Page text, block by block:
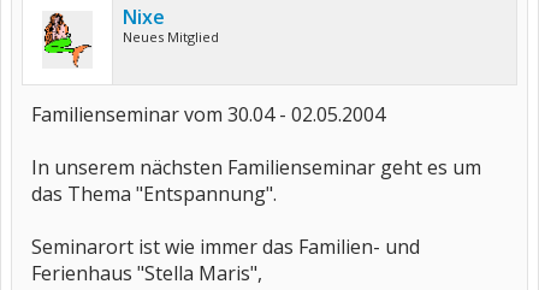
Nixe
Neues Mitglied
Familienseminar vom 30.04 - 02.05.2004
In unserem nächsten Familienseminar geht es um
das Thema "Entspannung".
Seminarort ist wie immer das Familien- und
Ferienhaus "Stella Maris",